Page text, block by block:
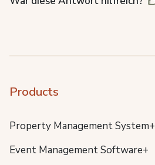
Products
Property Management System+
Event Management Software+